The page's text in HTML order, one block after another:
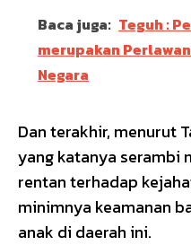
Baca juga: Teguh :
merupakan
Negara
Dan terakhir, menurut
yang katanya serambi
rentan terhadap
minimnya keamanan
anak di daerah ini.